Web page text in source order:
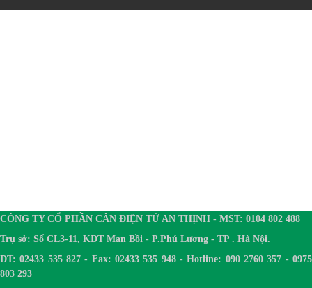
CÔNG TY CỔ PHẦN CÂN ĐIỆN TỬ AN THỊNH - MST: 0104 802 488
Trụ sở: Số CL3-11, KĐT Man Bồi - P.Phú Lương - TP . Hà Nội.
ĐT: 02433 535 827 - Fax: 02433 535 948 - Hotline: 090 2760 357 - 0975
803 293